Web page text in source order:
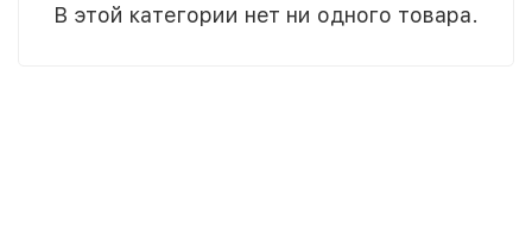
В этой категории нет ни одного товара.